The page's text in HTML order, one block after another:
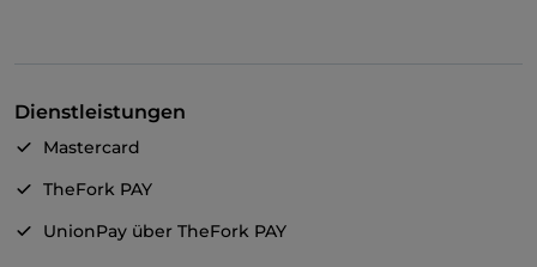
Dienstleistungen
Mastercard
TheFork PAY
UnionPay über TheFork PAY